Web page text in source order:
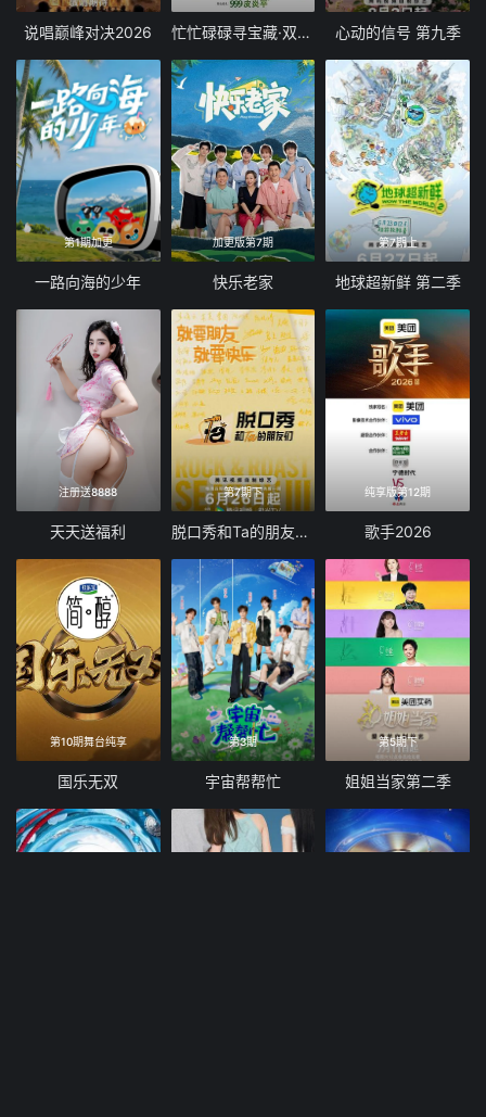
说唱巅峰对决2026 忙忙碌碌寻宝藏·双人成行季 心动的信号 第九季
第1期加更
一路向海的少年
加更版第7期
快乐老家
第7期上
地球超新鲜 第二季
注册送8888
天天送福利
第7期下
脱口秀和Ta的朋友们 第三季
纯享版第12期
歌手2026
第10期舞台纯享
国乐无双
第3期
宇宙帮帮忙
第5期下
姐姐当家第二季